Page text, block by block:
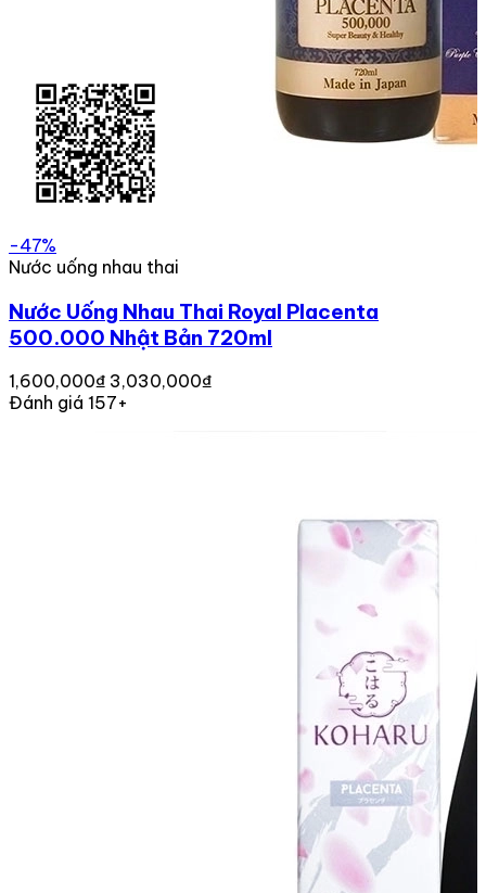
-47%
Nước uống nhau thai
Nước Uống Nhau Thai Royal Placenta
500.000 Nhật Bản 720ml
1,600,000₫ 3,030,000₫
Đánh giá 157+